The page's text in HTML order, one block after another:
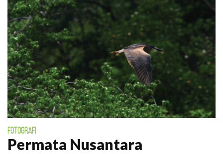
FOTOGRAFI
Permata Nusantara